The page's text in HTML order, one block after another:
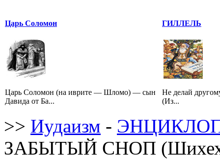
Царь Соломон
Царь Соломон (на иврите — Шломо) — сын
Давида от Ба...
ГИЛЛЕЛЬ
Не делай
(Из...
>> Иудаизм -
ЗАБЫТЫЙ СНОП